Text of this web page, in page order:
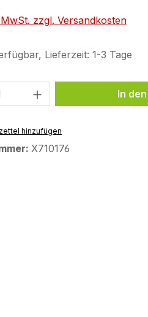
zzgl. Versandkosten
Lieferzeit: 1-3 Tage
Anzahl: Gib den
In
hinzufügen
X710176